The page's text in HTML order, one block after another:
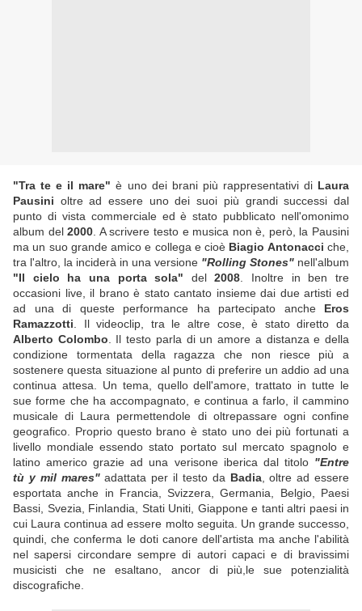
"Tra te e il mare" è uno dei brani più rappresentativi di Laura
Pausini oltre ad essere uno dei suoi più grandi successi dal
punto di vista commerciale ed è stato pubblicato nell'omonimo
album del2000 . A scrivere testo e musica non è, però, la Pausini
ma un suo grande amico e collega e cioè Biagio Antonacci che,
tra l'altro, la inciderà in una versione "Rolling Stones" nell'album
"Il cielo ha una porta sola" del2008 . Inoltre in ben tre
occasioni live, il brano è stato cantato insieme dai due artisti ed
ad una di queste performance ha partecipato anche Eros
Ramazzotti . Il videoclip, tra le altre cose, è stato diretto da
Alberto Colombo . Il testo parla di un amore a distanza e della
condizione tormentata della ragazza che non riesce più a
sostenere questa situazione al punto di preferire un addio ad una
continua attesa. Un tema, quello dell'amore, trattato in tutte le
sue forme che ha accompagnato, e continua a farlo, il cammino
musicale di Laura permettendole di oltrepassare ogni confine
geografico. Proprio questo brano è stato uno dei più fortunati a
livello mondiale essendo stato portato sul mercato spagnolo e
latino americo grazie ad una verisone iberica dal titolo "Entre
tù y mil mares"adattata per il testo da Badia, oltre ad essere
esportata anche in Francia, Svizzera, Germania, Belgio, Paesi
Bassi, Svezia, Finlandia, Stati Uniti, Giappone e tanti altri paesi in
cui Laura continua ad essere molto seguita. Un grande successo,
quindi, che conferma le doti canore dell'artista ma anche l'abilità
nel sapersi circondare sempre di autori capaci e di bravissimi
musicisti che ne esaltano, ancor di più,le sue potenzialità
discografiche.